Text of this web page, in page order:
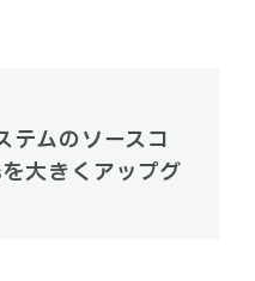
テムのソースコ
大きくアップグ